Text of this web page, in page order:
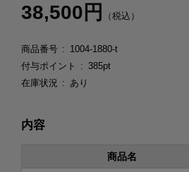
38,500円 （税込）
商品番号
1004-1880-t
付与ポイント
385pt
在庫状況
あり
内容
商品名